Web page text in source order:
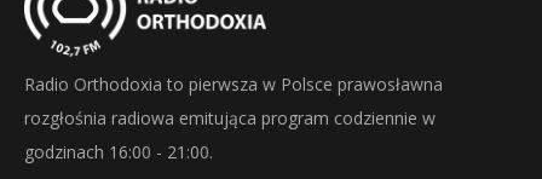
Radio Orthodoxia to pierwsza w Polsce prawosławna
rozgłośnia radiowa emitująca program codziennie w
godzinach 16:00 - 21:00.